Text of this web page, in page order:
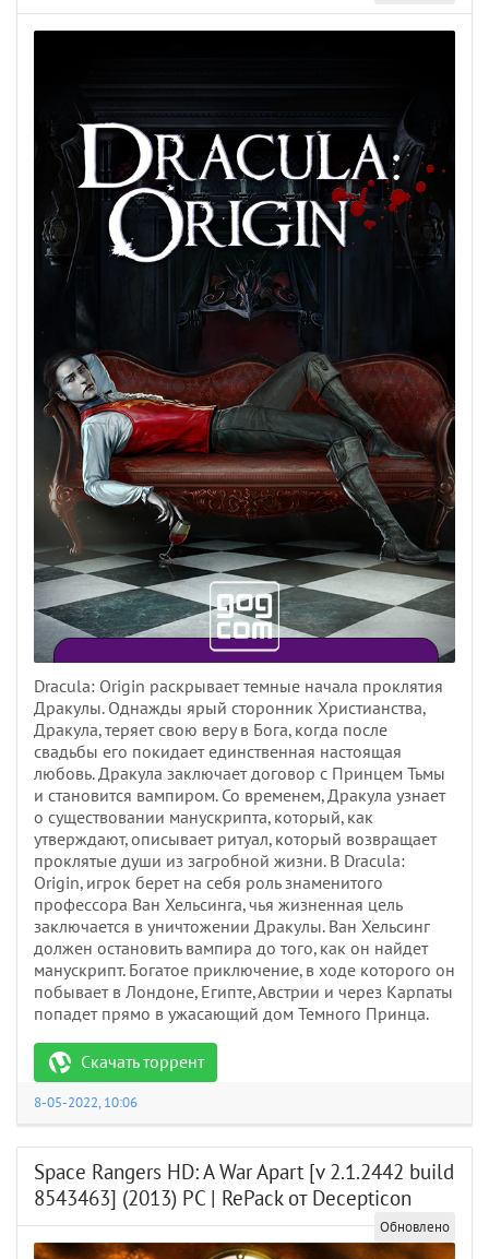
Dracula: Origin раскрывает темные начала проклятия
Дракулы. Однажды ярый сторонник Христианства,
Дракула, теряет свою веру в Бога, когда после
свадьбы его покидает единственная настоящая
любовь. Дракула заключает договор с Принцем Тьмы
и становится вампиром. Со временем, Дракула узнает
о существовании манускрипта, который, как
утверждают, описывает ритуал, который возвращает
проклятые души из загробной жизни. В Dracula:
Origin, игрок берет на себя роль знаменитого
профессора Ван Хельсинга, чья жизненная цель
заключается в уничтожении Дракулы. Ван Хельсинг
должен остановить вампира до того, как он найдет
манускрипт. Богатое приключение, в ходе которого он
побывает в Лондоне, Египте, Австрии и через Карпаты
попадет прямо в ужасающий дом Темного Принца.
Скачать торрент
8-05-2022, 10:06
Space Rangers HD: A War Apart [v 2.1.2442 build
8543463] (2013) PC | RePack от Decepticon
Обновлено